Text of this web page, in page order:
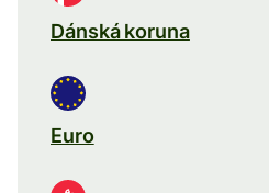
Dánská koruna
Euro